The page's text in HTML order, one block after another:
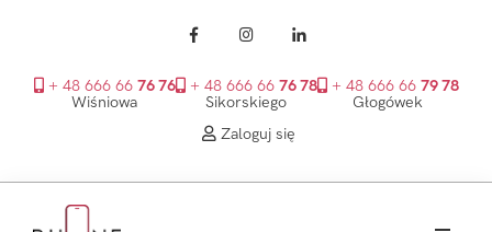
+ 48 666 66 76 76
Wiśniowa
+ 48 666 66 76 78
Sikorskiego
+ 48 666 66 79 78
Głogówek
Zaloguj się